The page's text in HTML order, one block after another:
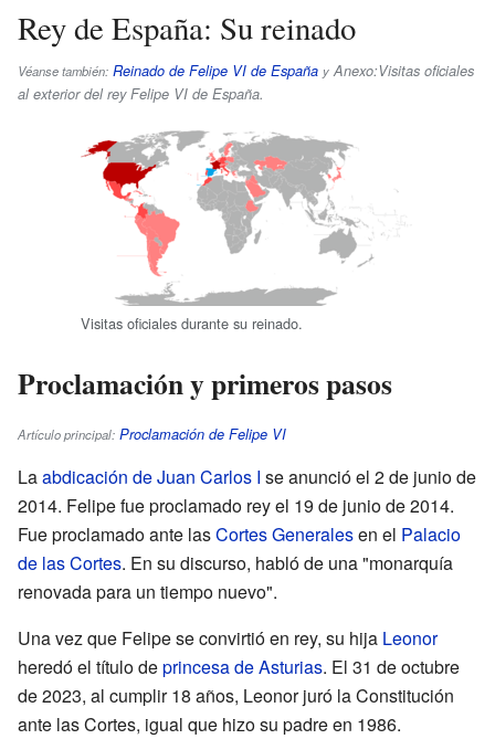
Rey de España: Su reinado
Véanse también: Reinado de Felipe VI de España y Anexo:Visitas oficiales
al exterior del rey Felipe VI de España.
Visitas oficiales durante su reinado.
Proclamación y primeros pasos
Artículo principal: Proclamación de Felipe VI
Laabdicación de Juan Carlos I se anunció el 2 de junio de
2014. Felipe fue proclamado rey el 19 de junio de 2014.
Fue proclamado ante lasCortes Generalesen el Palacio
de las Cortes. En su discurso, habló de una "monarquía
renovada para un tiempo nuevo".
Una vez que Felipe se convirtió en rey, su hija Leonor
heredó el título deprincesa de Asturias. El 31 de octubre
de 2023, al cumplir 18 años, Leonor juró la Constitución
ante las Cortes, igual que hizo su padre en 1986.